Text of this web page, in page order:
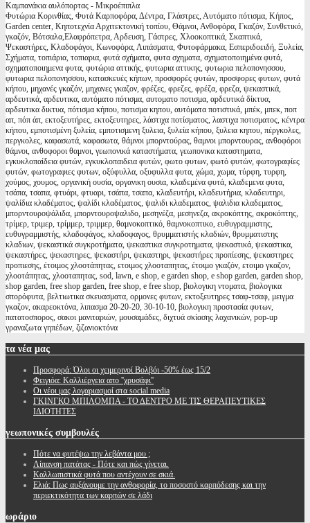
Καμπανάκια αυλόπορτας - Μικροέπιπλα
Φυτώρια Κορινθίας, Φυτά Καρποφόρα, Δέντρα, Γλάστρες, Αυτόματο πότισμα, Κήπος,
Garden center, Κηποτεχνία Αρχιτεκτονική τοπίου, Θάμνοι, Ανθοφόρα, Γκαζόν, Συνθετικό,
γκαζόν, Βότσαλα,Ελαφρόπετρα, Αρδευση, Γάστρες, Χλοοκοπτικά, Σκαπτικά,
Ψεκαστήρες, Κλαδοφάγοι, Κωνοφόρα, Λιπάσματα, Φυτοφάρμακα, Εσπεριδοειδή, Ξυλεία,
Σχήματα, τοπιάρια, τοπιαρια, φυτά σχήματα, φυτα σχηματα, σχηματοποιημένα φυτά,
σχηματοποιημενα φυτα, φυτώρια αττικής, φυτωρια αττικης, φυτωρια πελοπονησσου,
φυτωρια πελοπονησσου, κατασκευές κήπων, προσφορές φυτών, προσφορες φυτων, φυτά
κήπου, μηχανές γκαζόν, μηχανες γκαζον, φρέζες, φρεζες, φρέζα, φρεζα, ψεκαστικά,
αρδευτικά, αρδευτικα, αυτόματο πότισμα, αυτοματο ποτισμα, αρδευτικά δίκτυα,
αρδευτικα δικτυα, πότισμα κήπου, ποτισμα κηπου, αυτόματα ποτιστικά, μπέκ, μπεκ, ποπ
απ, πόπ άπ, εκτοξευτήρες, εκτοξευτηρες, λάστιχα ποτίσματος, λαστιχα ποτισματος, κέντρα
κήπου, εμποτισμένη ξυλεία, εμποτισμενη ξυλεια, ξυλεία κήπου, ξυλεια κηπου, πέργκολες,
περγκολες, καφασωτά, καφασωτα, θάμνοι μπορντούρας, θαμνοι μπορντουρας, ανθοφόροι
θάμνοι, ανθοφοροι θαμνοι, γεωπονικά καταστήματα, γεωπονικα καταστηματα,
εγκυκλοπαίδεια φυτών, εγκυκλοπαιδεια φυτών, φωτο φυτων, φωτό φυτών, φωτογραφίες
φυτών, φωτογραφιες φυτων, οξύφυλλα, οξυφυλλα φυτα, χώμα, χωμα, τύρφη, τυρφη,
χούμος, χουμος, οργανική ουσία, οργανικη ουσια, κλαδεμένα φυτά, κλαδεμενα φυτα,
τσάπα, τσαπα, φτυάρι, φτυαρι, τσάπα, τσαπα, κλαδευτήρι, κλαδευτήρια, κλαδευτηρι,
ψαλίδια κλαδέματος, ψαλίδι κλαδέματος, ψαλιδι κλαδεματος, ψαλιδια κλαδεματος,
μπορντουροψάλιδα, μπορντουροψαλιδο, μεσηνέζα, μεσηνεζα, ακροκόπτης, ακροκόπτης,
τρίμερ, τριμερ, τρίμμερ, τριμμερ, θαμνοκοπτικό, θαμνοκοπτικο, ευθυγραμμιστης,
ευθυγραμμιστής, κλαδοφάγος, κλαδοφαγος, θρυμματιστής κλαδιών, θρυμματιστης
κλαδιων, ψεκαστικά συγκροτήματα, ψεκαστικα συγκροτηματα, ψεκαστικά, ψεκαστικα,
ψεκαστήρες, ψεκαστηρες, ψεκαστήρι, ψεκαστηρι, ψεκαστήρες προπίεσης, ψεκαστηρες
προπιεσης, έτοιμος χλοοτάπητας, ετοιμος χλοοταπητας, έτοιμο γκαζόν, ετοιμο γκαζον,
χλοοτάπητας, χλοοταπητας, sod, lawn, e shop, e garden shop, e shop garden, garden shop,
shop garden, free shop garden, free shop, e free shop, βιολογικη ντοματα, βιολογικα
σπορόφυτα, βελτιωτικα σκευασματα, ορμονες φυτων, εκτοξευτηρες τσαφ-τσαφ, μειγμα
γκαζον, ακαρεοκτόνα, λιπασμα 20-20-20, 30-10-10, βιολογικη προστασία φυτων,
πατατοσπορος, σακοι μανιταριών, μουσαμάδες, διχτυά σκίασης λαχανικών, pop-up
γραναζωτα γηπέδων, ζιζανιοκτόνα
τα νέα μας
Προσφορά: Όλοι οι χειμερινοί Βολβόι -50% έως 15/2
Φειγιόα: Καλλιέργεια απο ''χρυσάφι''
Oι νέοι μας λογαριασμοί στα social media
ΓΚΙΝΓΚΟ ΜΠΙΛΟΜΠΑ - ΤΟ ΔΕΝΤΡΟ ΜΕ ΤΙΣ ΘΕΡΑΠΕΥΤΙΚΕΣ
ΙΔΙΟΤΗΤΕΣ
γεωπονικές συμβουλές
Πότε να φυτέψω την λεβάντα μου ;
Λίπανση πατάτας - Πότε και πώς γίνεται.
Καλλωπιστικά φυτά που αντέχουν σε σκιά.
Ελιά: Πως αυξάνουμε την ανθοφορία, το ποσοστό καρπόδεσης και την
περιεκτικότητα των καρπών σε λάδι
ωράριο